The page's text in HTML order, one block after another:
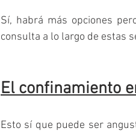
Sí, habrá más opciones
consulta a lo largo de estas
El confinamiento
Esto sí que puede ser